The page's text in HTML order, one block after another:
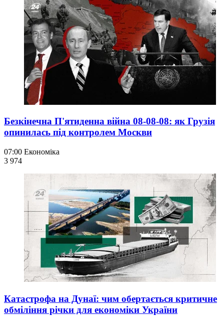
Безкінечна П'ятиденна війна 08-08-08: як Грузія
опинилась під контролем Москви
07:00 Економіка
3 974
Катастрофа на Дунаї: чим обертається критичне
обміління річки для економіки України